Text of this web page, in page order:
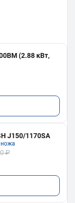
(2.88 кВт,
J150/1170SA
ножа
₽